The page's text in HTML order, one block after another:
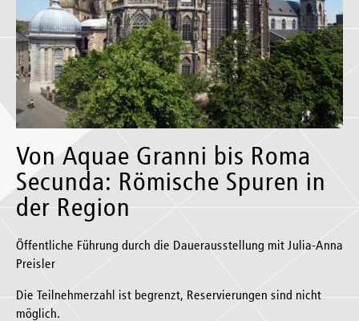
Von Aquae Granni bis Roma
Secunda: Römische Spuren in
der Region
Öffentliche Führung durch die Dauerausstellung mit Julia-Anna
Preisler
Die Teilnehmerzahl ist begrenzt, Reservierungen sind nicht
möglich.